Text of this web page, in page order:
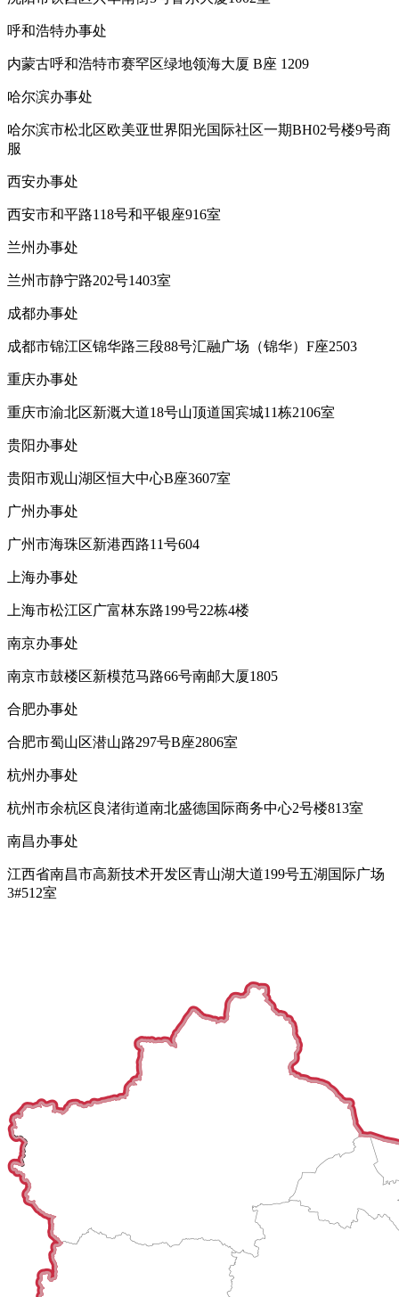
呼和浩特办事处
内蒙古呼和浩特市赛罕区绿地领海大厦 B座 1209
哈尔滨办事处
哈尔滨市松北区欧美亚世界阳光国际社区一期BH02号楼9号商
服
西安办事处
西安市和平路118号和平银座916室
兰州办事处
兰州市静宁路202号1403室
成都办事处
成都市锦江区锦华路三段88号汇融广场（锦华）F座2503
重庆办事处
重庆市渝北区新溉大道18号山顶道国宾城11栋2106室
贵阳办事处
贵阳市观山湖区恒大中心B座3607室
广州办事处
广州市海珠区新港西路11号604
上海办事处
上海市松江区广富林东路199号22栋4楼
南京办事处
南京市鼓楼区新模范马路66号南邮大厦1805
合肥办事处
合肥市蜀山区潜山路297号B座2806室
杭州办事处
杭州市余杭区良渚街道南北盛德国际商务中心2号楼813室
南昌办事处
江西省南昌市高新技术开发区青山湖大道199号五湖国际广场
3#512室